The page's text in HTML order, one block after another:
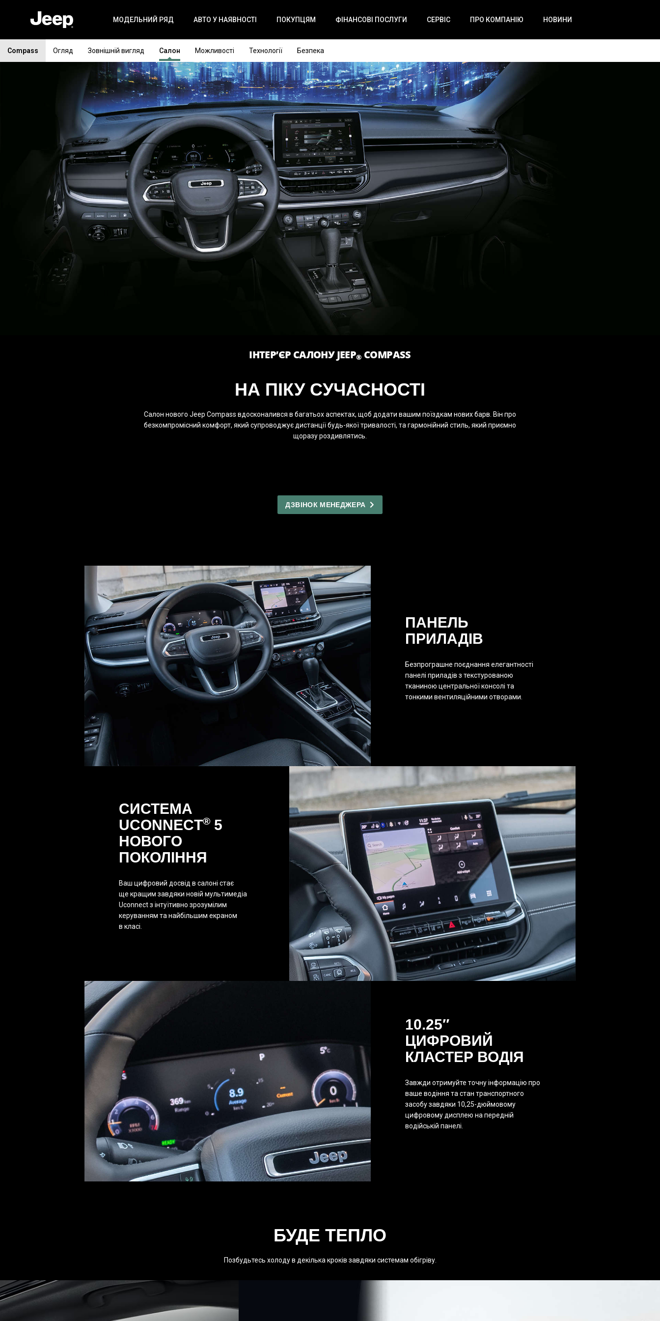
МОДЕЛЬНИЙ РЯД АВТО У НАЯВНОСТІ ПОКУПЦЯМ ФІНАНСОВІ ПОСЛУГИ СЕРВІС ПРО КОМПАНІЮ НОВИНИ
Compass Огляд Зовнішній вигляд Салон Можливості Технології Безпека
ІНТЕР’ЄР САЛОНУ JEEP® COMPASS
НА ПІКУ СУЧАСНОСТІ
Салон нового Jeep Compass вдосконалився в багатьох аспектах, щоб додати вашим поїздкам нових барв. Він про
безкомпромісний комфорт, який супроводжує дистанції будь-якої тривалості, та гармонійний стиль, який приємно
щоразу роздивлятись.
ДЗВІНОК МЕНЕДЖЕРА
ПАНЕЛЬ
ПРИЛАДІВ
Безпрограшне поєднання елегантності
панелі приладів з текстурованою
тканиною центральної консолі та
тонкими вентиляційними отворами.
СИСТЕМА
UCONNECT® 5
НОВОГО
ПОКОЛІННЯ
Ваш цифровий досвід в салоні стає
ще кращим завдяки новій мультимедіа
Uconnect з інтуїтивно зрозумілим
керуванням та найбільшим екраном
в класі.
10.25″
ЦИФРОВИЙ
КЛАСТЕР ВОДІЯ
Завжди отримуйте точну інформацію про
ваше водіння та стан транспортного
засобу завдяки 10,25-дюймовому
цифровому дисплею на передній
водійській панелі.
БУДЕ ТЕПЛО
Позбудьтесь холоду в декілька кроків завдяки системам обігріву.